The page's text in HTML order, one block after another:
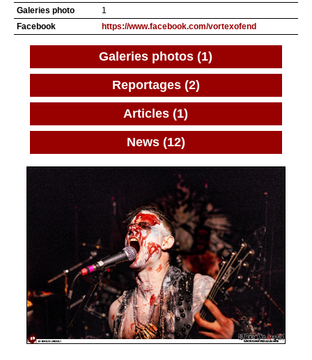
Galeries photo
1
Facebook
https://www.facebook.com/vortexofend
Galeries photos (1)
Reportages (2)
Articles (1)
News (12)